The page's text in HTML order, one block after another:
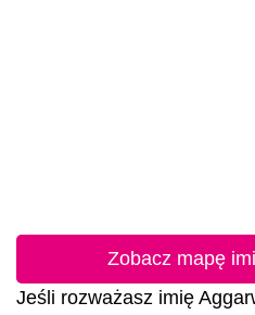
Zobacz mapę
Jeśli rozważasz imię